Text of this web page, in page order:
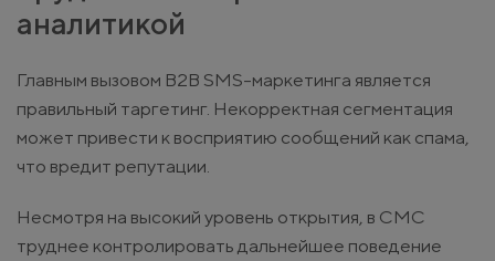
аналитикой
Главным вызовом B2B SMS-маркетинга является
правильный таргетинг. Некорректная сегментация
может привести к восприятию сообщений как спама,
что вредит репутации.
Несмотря на высокий уровень открытия, в СМС
труднее контролировать дальнейшее поведение